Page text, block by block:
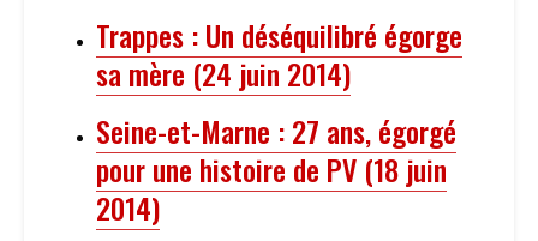
Trappes : Un déséquilibré égorge
sa mère (24 juin 2014)
Seine-et-Marne : 27 ans, égorgé
pour une histoire de PV (18 juin
2014)